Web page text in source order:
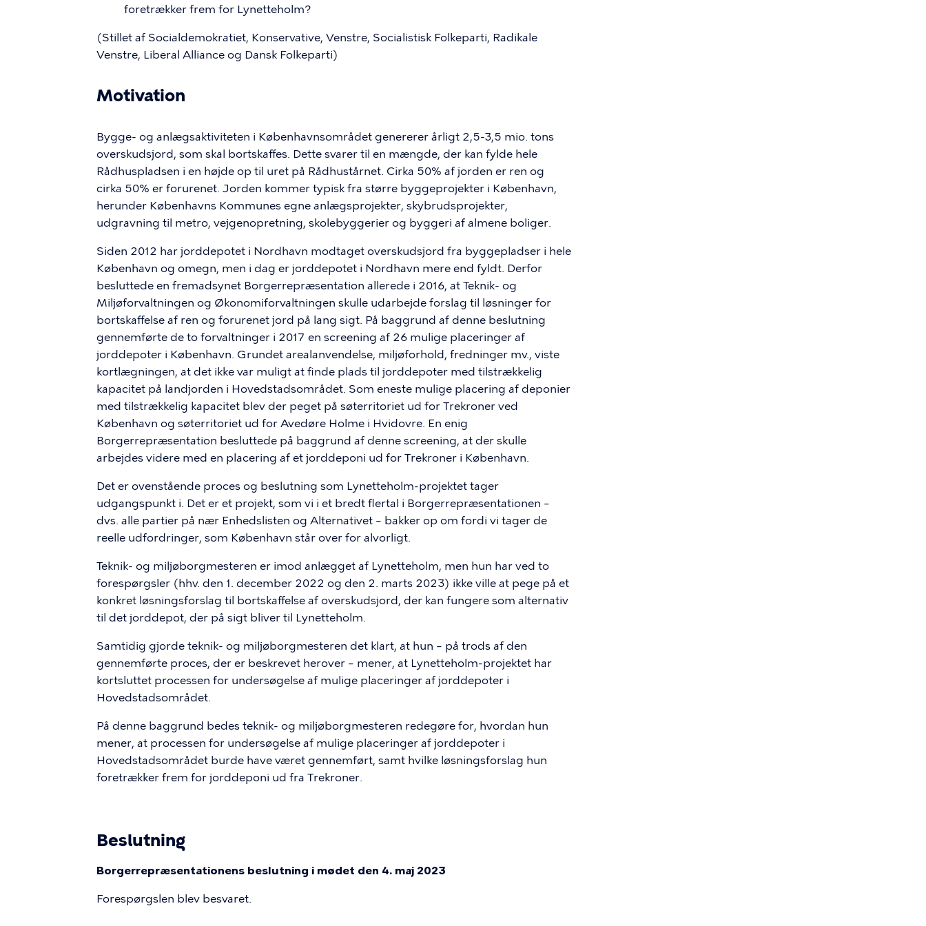
foretrækker frem for Lynetteholm?
(Stillet af Socialdemokratiet, Konservative, Venstre, Socialistisk Folkeparti, Radikale
Venstre, Liberal Alliance og Dansk Folkeparti)
Motivation
Bygge- og anlægsaktiviteten i Københavnsområdet genererer årligt 2,5-3,5 mio. tons
overskudsjord, som skal bortskaffes. Dette svarer til en mængde, der kan fylde hele
Rådhuspladsen i en højde op til uret på Rådhustårnet. Cirka 50% af jorden er ren og
cirka 50% er forurenet. Jorden kommer typisk fra større byggeprojekter i København,
herunder Københavns Kommunes egne anlægsprojekter, skybrudsprojekter,
udgravning til metro, vejgenopretning, skolebyggerier og byggeri af almene boliger.
Siden 2012 har jorddepotet i Nordhavn modtaget overskudsjord fra byggepladser i hele
København og omegn, men i dag er jorddepotet i Nordhavn mere end fyldt. Derfor
besluttede en fremadsynet Borgerrepræsentation allerede i 2016, at Teknik- og
Miljøforvaltningen og Økonomiforvaltningen skulle udarbejde forslag til løsninger for
bortskaffelse af ren og forurenet jord på lang sigt. På baggrund af denne beslutning
gennemførte de to forvaltninger i 2017 en screening af 26 mulige placeringer af
jorddepoter i København. Grundet arealanvendelse, miljøforhold, fredninger mv., viste
kortlægningen, at det ikke var muligt at finde plads til jorddepoter med tilstrækkelig
kapacitet på landjorden i Hovedstadsområdet. Som eneste mulige placering af deponier
med tilstrækkelig kapacitet blev der peget på søterritoriet ud for Trekroner ved
København og søterritoriet ud for Avedøre Holme i Hvidovre. En enig
Borgerrepræsentation besluttede på baggrund af denne screening, at der skulle
arbejdes videre med en placering af et jorddeponi ud for Trekroner i København.
Det er ovenstående proces og beslutning som Lynetteholm-projektet tager
udgangspunkt i. Det er et projekt, som vi i et bredt flertal i Borgerrepræsentationen –
dvs. alle partier på nær Enhedslisten og Alternativet – bakker op om fordi vi tager de
reelle udfordringer, som København står over for alvorligt.
Teknik- og miljøborgmesteren er imod anlægget af Lynetteholm, men hun har ved to
forespørgsler (hhv. den 1. december 2022 og den 2. marts 2023) ikke ville at pege på et
konkret løsningsforslag til bortskaffelse af overskudsjord, der kan fungere som alternativ
til det jorddepot, der på sigt bliver til Lynetteholm.
Samtidig gjorde teknik- og miljøborgmesteren det klart, at hun – på trods af den
gennemførte proces, der er beskrevet herover – mener, at Lynetteholm-projektet har
kortsluttet processen for undersøgelse af mulige placeringer af jorddepoter i
Hovedstadsområdet.
På denne baggrund bedes teknik- og miljøborgmesteren redegøre for, hvordan hun
mener, at processen for undersøgelse af mulige placeringer af jorddepoter i
Hovedstadsområdet burde have været gennemført, samt hvilke løsningsforslag hun
foretrækker frem for jorddeponi ud fra Trekroner.
Beslutning
Borgerrepræsentationens beslutning i mødet den 4. maj 2023
Forespørgslen blev besvaret.